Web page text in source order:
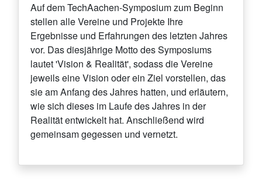
Auf dem TechAachen-Symposium zum Beginn
stellen alle Vereine und Projekte Ihre
Ergebnisse und Erfahrungen des letzten Jahres
vor. Das diesjährige Motto des Symposiums
lautet 'Vision & Realität', sodass die Vereine
jeweils eine Vision oder ein Ziel vorstellen, das
sie am Anfang des Jahres hatten, und erläutern,
wie sich dieses im Laufe des Jahres in der
Realität entwickelt hat. Anschließend wird
gemeinsam gegessen und vernetzt.